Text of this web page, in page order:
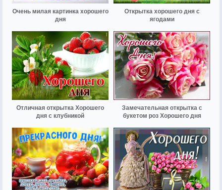
Очень милая картинка хорошего
дня
Открытка хорошего дня с
ягодами
Отличная открытка Хорошего
дня с клубникой
Замечательная открытка с
букетом роз Хорошего дня